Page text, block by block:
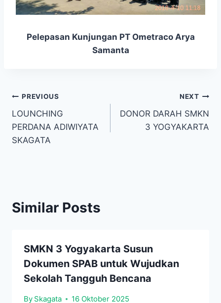
Pelepasan Kunjungan PT Ometraco Arya
Samanta
Navigasi
pos
PREVIOUS
LOUNCHING
PERDANA ADIWIYATA
SKAGATA
NEXT
DONOR DARAH SMKN
3 YOGYAKARTA
Similar Posts
SMKN 3 Yogyakarta Susun
Dokumen SPAB untuk Wujudkan
Sekolah Tangguh Bencana
By Skagata 16 Oktober 2025